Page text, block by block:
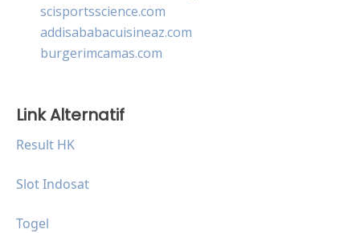
scisportsscience.com
addisababacuisineaz.com
burgerimcamas.com
Link Alternatif
Result HK
Slot Indosat
Togel